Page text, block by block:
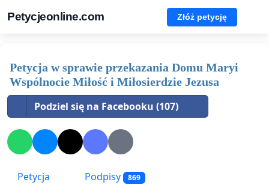
Petycjeonline.com Złóż petycję
Petycja w sprawie przekazania Domu Maryi
Wspólnocie Miłość i Miłosierdzie Jezusa
Podziel się na Facebooku (107)
Petycja Podpisy 869